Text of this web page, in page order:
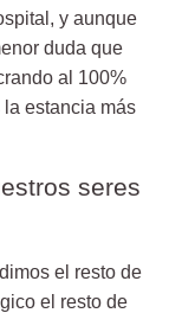
y aunque
duda que
al 100%
estancia más
seres
el resto de
el resto de